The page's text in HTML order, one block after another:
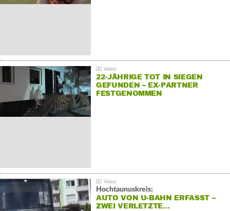
22-JÄHRIGE TOT IN SIEGEN
GEFUNDEN – EX-PARTNER
FESTGENOMMEN
Hochtaunuskreis:
AUTO VON U-BAHN ERFASST –
ZWEI VERLETZTE…